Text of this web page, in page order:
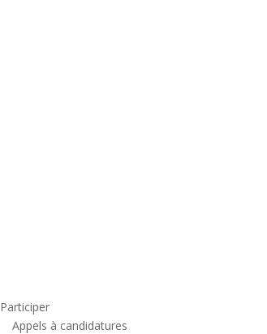
Participer
Appels à candidatures